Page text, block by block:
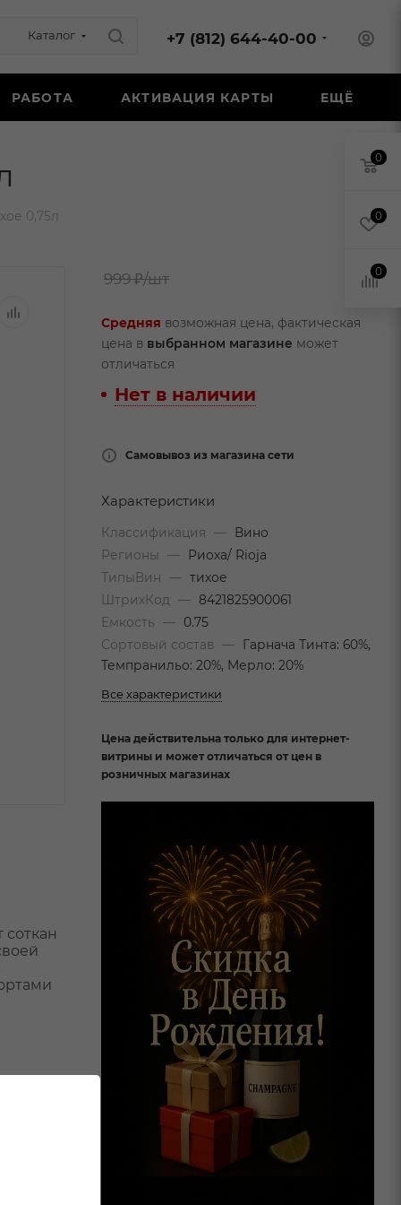
Каталог +7 (812) 644-40-00
РАБОТА АКТИВАЦИЯ КАРТЫ ЕЩЁ
0,75л
999 ₽/шт
Средняя возможная цена, фактическая
цена в выбранном магазине может
отличаться
Нет в наличии
Самовывоз из магазина сети
Характеристики
Классификация —
Вино
Регионы
—
Риоха/ Rioja
ТипыВин
— тихое
ШтрихКод
—
8421825900061
Емкость
—
0.75
Сортовый состав
—
Гарнача Тинта: 60%,
Темпранильо: 20%, Мерло: 20%
Все характеристики
Цена действительна только для интернет-
витрины и может отличаться от цен в
розничных магазинах
0
0
0